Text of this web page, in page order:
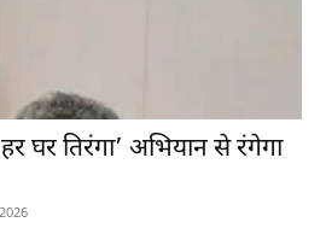
घर तिरंगा’ अभियान से रंगेगा